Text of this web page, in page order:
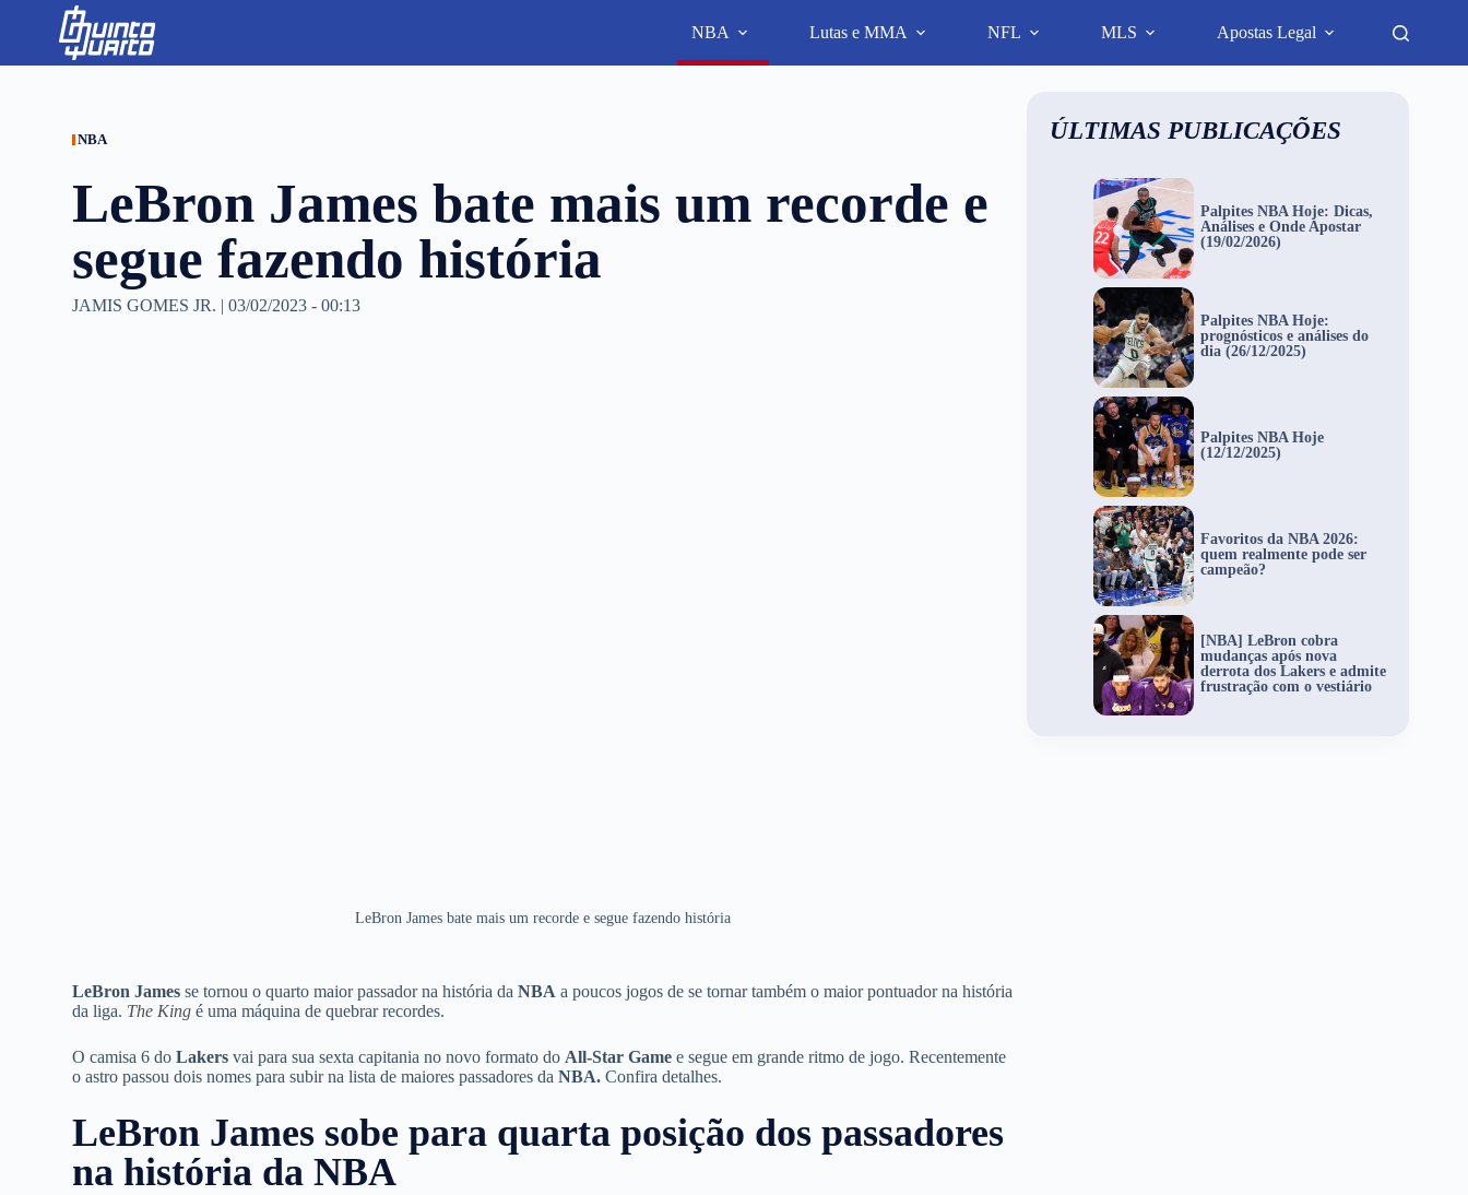
p
NBA Lutas e MMA NFL MLS Apostas Legal
NBA
LeBron James bate mais um recorde e
segue fazendo história
JAMIS GOMES JR. |03/02/2023 - 00:13
LeBron James bate mais um recorde e segue fazendo história
LeBron James se tornou o quarto maior passador na história daNBA a poucos jogos de se tornar também o maior pontuador na história
da liga. The King é uma máquina de quebrar recordes.
O camisa 6 doLakers vai para sua sexta capitania no novo formato do All-Star Game e segue em grande ritmo de jogo. Recentemente
o astro passou dois nomes para subir na lista de maiores passadores daNBA. Confira detalhes.
LeBron James sobe para quarta posição dos passadores
na história da NBA
ÚLTIMAS PUBLICAÇÕES
Palpites NBA Hoje: Dicas,
Análises e Onde Apostar
(19/02/2026)
Palpites NBA Hoje:
prognósticos e análises do
dia (26/12/2025)
Palpites NBA Hoje
(12/12/2025)
Favoritos da NBA 2026:
quem realmente pode ser
campeão?
[NBA] LeBron cobra
mudanças após nova
derrota dos Lakers e admite
frustração com o vestiário